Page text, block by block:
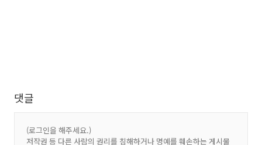
댓글